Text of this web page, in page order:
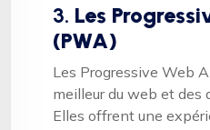
3. Les
(PWA)
Les Progressive Web
meilleur du web et des
Elles offrent une